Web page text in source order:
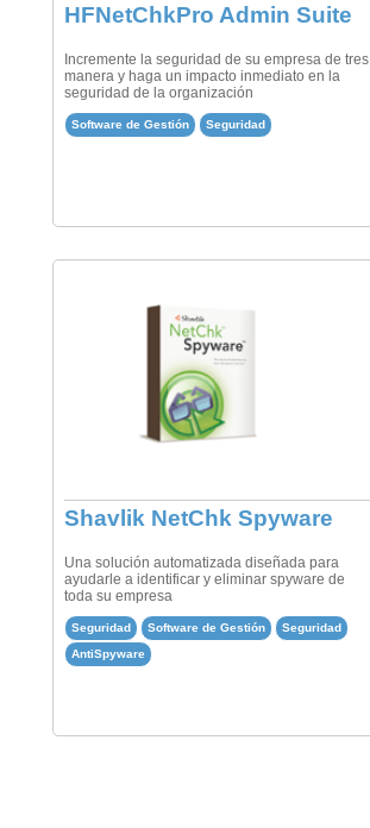
HFNetChkPro Admin Suite
Incremente la seguridad de su empresa de tres
manera y haga un impacto inmediato en la
seguridad de la organización
Software de Gestión Seguridad
Shavlik NetChk Spyware
Una solución automatizada diseñada para
ayudarle a identificar y eliminar spyware de
toda su empresa
Seguridad Software de Gestión
Seguridad
AntiSpyware